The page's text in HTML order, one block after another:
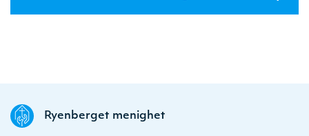
Ryenberget menighet